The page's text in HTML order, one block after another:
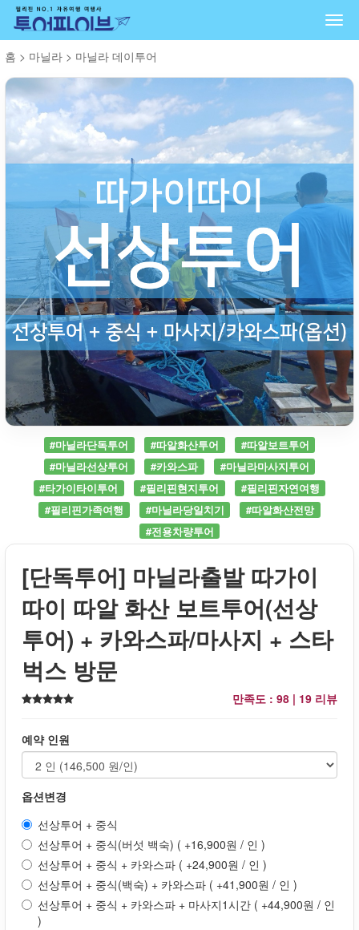
홈 > 마닐라 > 마닐라 데이투어
#마닐라단독투어 #따알화산투어
#따알보트투어
#마닐라선상투어
#카와스파
#마닐라마사지투어
#타가이타이투어
#필리핀현지투어
#필리핀자연여행
#필리핀가족여행
#마닐라당일치기
#따알화산전망
#전용차량투어
[단독투어] 마닐라출발 따가이
따이 따알 화산 보트투어(선상
투어) + 카와스파/마사지 + 스타
벅스 방문
만족도 : 98 | 19 리뷰
예약 인원
옵션변경
선상투어 + 중식
선상투어 + 중식(버섯 백숙) ( +16,900원 / 인 )
선상투어 + 중식 + 카와스파 ( +24,900원 / 인 )
선상투어 + 중식(백숙) + 카와스파 ( +41,900원 / 인 )
선상투어 + 중식 + 카와스파 + 마사지1시간 ( +44,900원 / 인
)